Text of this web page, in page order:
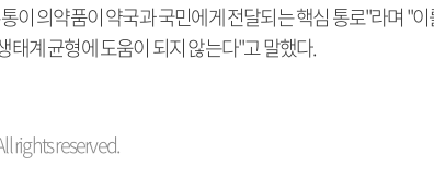
이 의약품이 약국과 국민에게 전달되는 핵심 통로"라며 "
태계 균형에 도움이 되지 않는다"고 말했다.
rights reserved.